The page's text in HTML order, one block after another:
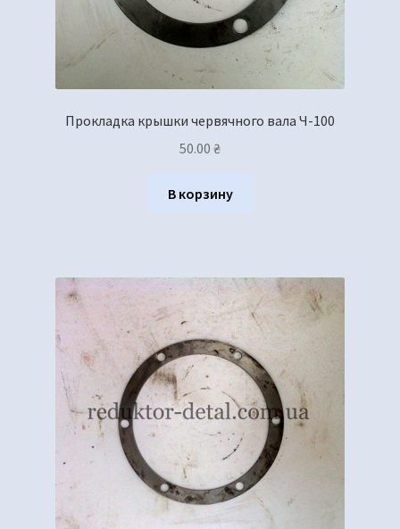
Прокладка крышки червячного вала Ч-100
50.00 ₴
В корзину